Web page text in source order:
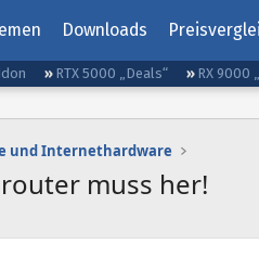
Downloads
RTX 5000 „Deals“ RX 9000
und Internethardware
muss her!